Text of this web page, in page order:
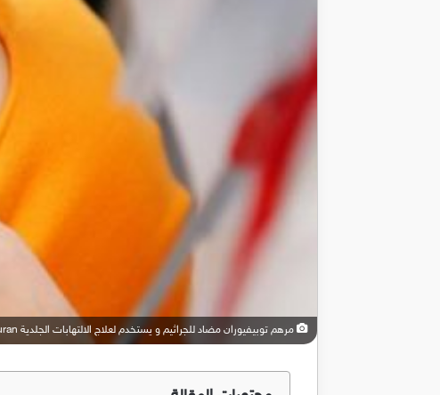
مرهم توبيفيوران مضاد للجراثيم و يستخدم لعلاج الالتهابات الجلدية Topifuran